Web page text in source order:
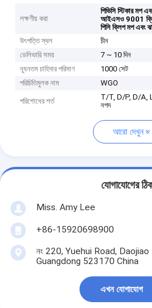
লক্ষণীয় করা
পিভিসি স্টিকার মপ
আইএসও 9001
পিসি ক্লিপ মপ এবং
উৎপত্তি স্থল
চীন
ডেলিভারি সময়
7 ~ 10 দিন
ন্যূনতম চাহিদার পরিমাণ
1000 সেট
পরিচিতিমুলক নাম
WGO
পরিশোধের শর্ত
T/T, D/P, D/A, L/
নগদ
আরো দেখুন
যোগাযোগের
Miss. Amy Lee
+86-15920698900
নং 220, Yuehui Road,
Guangdong 523170 China
এখন যোগাযোগ